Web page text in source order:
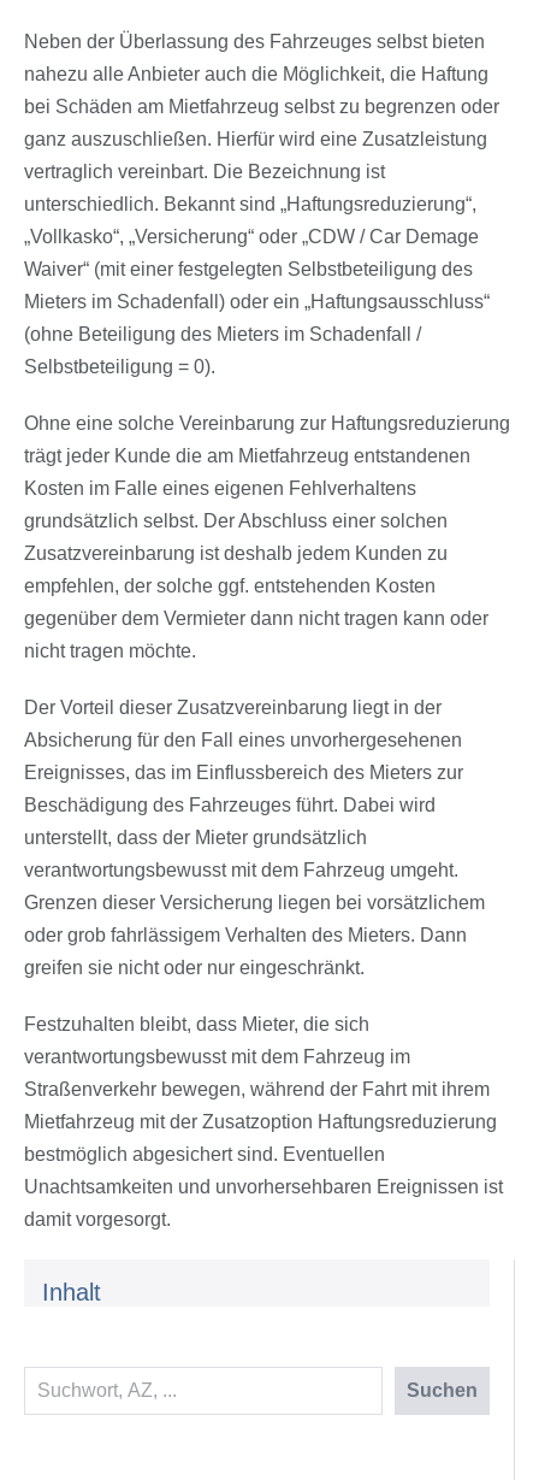
Inhalt
Suchen Suchen
Neben der Überlassung des Fahrzeuges selbst bieten
nahezu alle Anbieter auch die Möglichkeit, die Haftung
bei Schäden am Mietfahrzeug selbst zu begrenzen oder
ganz auszuschließen. Hierfür wird eine Zusatzleistung
vertraglich vereinbart. Die Bezeichnung ist
unterschiedlich. Bekannt sind „Haftungsreduzierung“,
„Vollkasko“, „Versicherung“ oder „CDW / Car Demage
Waiver“ (mit einer festgelegten Selbstbeteiligung des
Mieters im Schadenfall) oder ein „Haftungsausschluss“
(ohne Beteiligung des Mieters im Schadenfall /
Selbstbeteiligung = 0).
Ohne eine solche Vereinbarung zur Haftungsreduzierung
trägt jeder Kunde die am Mietfahrzeug entstandenen
Kosten im Falle eines eigenen Fehlverhaltens
grundsätzlich selbst. Der Abschluss einer solchen
Zusatzvereinbarung ist deshalb jedem Kunden zu
empfehlen, der solche ggf. entstehenden Kosten
gegenüber dem Vermieter dann nicht tragen kann oder
nicht tragen möchte.
Der Vorteil dieser Zusatzvereinbarung liegt in der
Absicherung für den Fall eines unvorhergesehenen
Ereignisses, das im Einflussbereich des Mieters zur
Beschädigung des Fahrzeuges führt. Dabei wird
unterstellt, dass der Mieter grundsätzlich
verantwortungsbewusst mit dem Fahrzeug umgeht.
Grenzen dieser Versicherung liegen bei vorsätzlichem
oder grob fahrlässigem Verhalten des Mieters. Dann
greifen sie nicht oder nur eingeschränkt.
Festzuhalten bleibt, dass Mieter, die sich
verantwortungsbewusst mit dem Fahrzeug im
Straßenverkehr bewegen, während der Fahrt mit ihrem
Mietfahrzeug mit der Zusatzoption Haftungsreduzierung
bestmöglich abgesichert sind. Eventuellen
Unachtsamkeiten und unvorhersehbaren Ereignissen ist
damit vorgesorgt.